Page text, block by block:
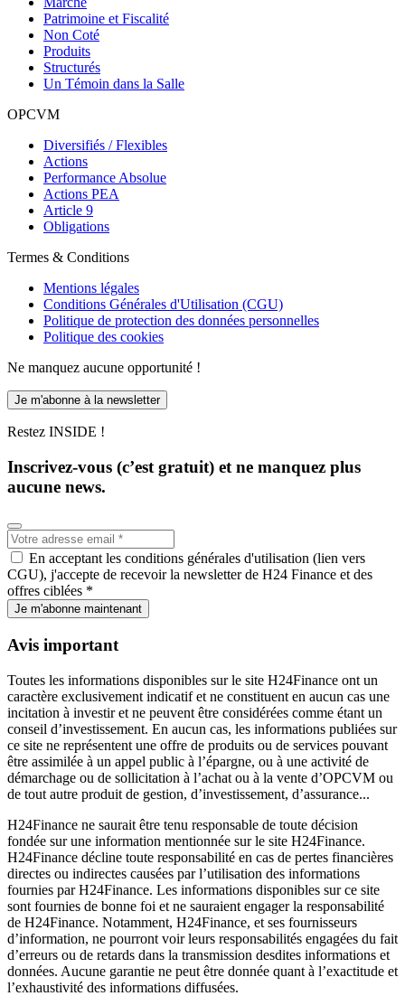
Patrimoine et Fiscalité
Non Coté
Produits
Structurés
Un Témoin dans la Salle
OPCVM
Diversifiés / Flexibles
Actions
Performance Absolue
Actions PEA
Article 9
Obligations
Termes & Conditions
Mentions légales
Conditions Générales d'Utilisation (CGU)
Politique de protection des données personnelles
Politique des cookies
Ne manquez aucune opportunité !
Je m'abonne à la newsletter
Restez INSIDE !
Inscrivez-vous (c’est gratuit) et ne manquez plus
aucune news.
En acceptant les conditions générales d'utilisation (lien vers
CGU), j'accepte de recevoir la newsletter de H24 Finance et des
offres ciblées *
Je m'abonne maintenant
Avis important
Toutes les informations disponibles sur le site H24Finance ont un
caractère exclusivement indicatif et ne constituent en aucun cas une
incitation à investir et ne peuvent être considérées comme étant un
conseil d’investissement. En aucun cas, les informations publiées sur
ce site ne représentent une offre de produits ou de services pouvant
être assimilée à un appel public à l’épargne, ou à une activité de
démarchage ou de sollicitation à l’achat ou à la vente d’OPCVM ou
de tout autre produit de gestion, d’investissement, d’assurance...
H24Finance ne saurait être tenu responsable de toute décision
fondée sur une information mentionnée sur le site H24Finance.
H24Finance décline toute responsabilité en cas de pertes financières
directes ou indirectes causées par l’utilisation des informations
fournies par H24Finance. Les informations disponibles sur ce site
sont fournies de bonne foi et ne sauraient engager la responsabilité
de H24Finance. Notamment, H24Finance, et ses fournisseurs
d’information, ne pourront voir leurs responsabilités engagées du fait
d’erreurs ou de retards dans la transmission desdites informations et
données. Aucune garantie ne peut être donnée quant à l’exactitude et
l’exhaustivité des informations diffusées.